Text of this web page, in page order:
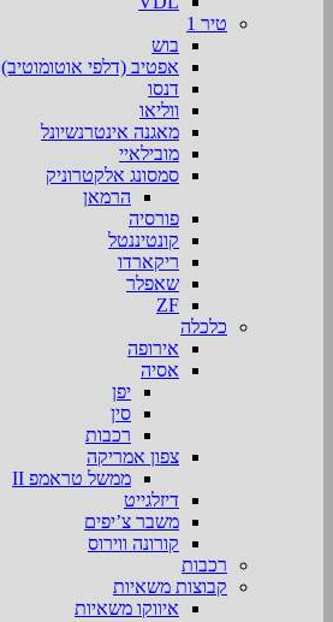
טיר 1
בוש
אפטיב (דלפי אוטומוטיב)
דנסו
ווליאו
מאגנה אינטרנשיונל
מובילאיי
סמסונג אלקטרוניק
הרמאן
פורסיה
קונטיננטל
ריקארדו
שאפלר
ZF
כלכלה
אירופה
אסיה
יפן
סין
רכבות
צפון אמריקה
ממשל טראמפ II
דיזלגייט
משבר צ’יפים
קורונה ווירוס
רכבות
קבוצות משאיות
איווקו משאיות